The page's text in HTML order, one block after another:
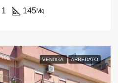
1 145Mq
VENDITA ARREDATO